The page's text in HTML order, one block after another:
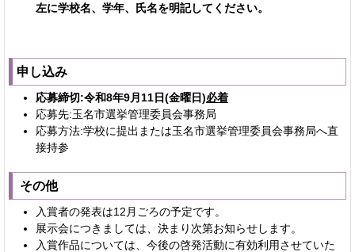
左に学校名、学年、氏名を明記してください。
申し込み
応募締切:令和8年9月11日(金曜日)必着
応募先:玉名市選挙管理委員会事務局
応募方法:学校に提出または玉名市選挙管理委員会事務局へ直
接持参
その他
入賞者の発表は12月ごろの予定です。
展示会につきましては、決まり次第お知らせします。
入賞作品については、今後の啓発活動に有効利用させていた